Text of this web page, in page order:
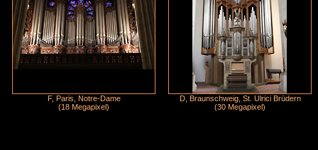
F, Paris, Notre-Dame
(18 Megapixel)
D, Braunschweig, St. Ulrici Brüdern
(30 Megapixel)